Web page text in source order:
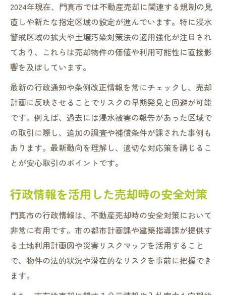
2024年現在、門真市では不動産売却に関連する規制の見
直しや新たな指定区域の設定が進んでいます。特に浸水
警戒区域の拡大や土壌汚染対策法の適用強化が注目され
ており、これらは売却物件の価値や利用可能性に直接影
響を及ぼしています。
最新の行政通知や条例改正情報を常にチェックし、売却
計画に反映させることでリスクの早期発見と回避が可能
です。例えば、過去には浸水被害の報告があった区域で
の取引に際し、追加の調査や補償条件が課された事例も
あります。最新動向を理解し、適切な対応策を講じるこ
とが安心取引のポイントです。
行政情報を活用した売却時の安全対策
門真市の行政情報は、不動産売却時の安全対策において
非常に有用です。市の都市計画課や建築指導課が提供す
る土地利用計画図や災害リスクマップを活用すること
で、物件の法的状況や潜在的なリスクを事前に把握でき
ます。